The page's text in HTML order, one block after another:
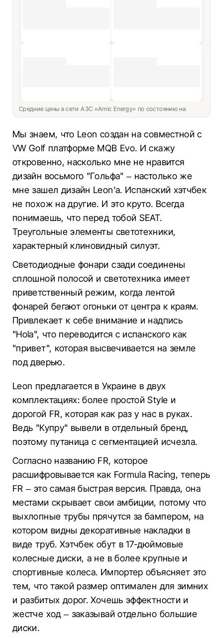
Средние цены в сети АЗС «Amic Energy» по состоянию на
Мы знаем, что Leon создан на совместной с
VW Golf платформе MQB Evo. И скажу
откровенно, насколько мне не нравится
дизайн восьмого "Гольфа" – настолько же
мне зашел дизайн Leon'а. Испанский хэтчбек
не похож на другие. И это круто. Всегда
понимаешь, что перед тобой SEAT.
Треугольные элементы светотехники,
характерный клиновидный силуэт.
Светодиодные фонари сзади соединены
сплошной полосой и светотехника имеет
приветственный режим, когда лентой
фонарей бегают огоньки от центра к краям.
Привлекает к себе внимание и надпись
"Hola", что переводится с испанского как
"привет", которая высвечивается на земле
под дверью.
Leon предлагается в Украине в двух
комплектациях: более простой Style и
дорогой FR, которая как раз у нас в руках.
Ведь "Купру" вывели в отдельный бренд,
поэтому путаница с сегментацией исчезла.
Согласно названию FR, которое
расшифровывается как Formula Racing, теперь
FR – это самая быстрая версия. Правда, она
местами скрывает свои амбиции, потому что
выхлопные трубы прячутся за бампером, на
котором видны декоративные накладки в
виде труб. Хэтчбек обут в 17-дюймовые
колесные диски, а не в более крупные и
спортивные колеса. Импортер объясняет это
тем, что такой размер оптимален для зимних
и разбитых дорог. Хочешь эффектности и
жестче ход – заказывай отдельно большие
диски.